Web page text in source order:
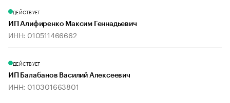
ДЕЙСТВУЕТ
ИП Алифиренко Максим Геннадьевич
ИНН: 010511466662
ДЕЙСТВУЕТ
ИП Балабанов Василий Алексеевич
ИНН: 010301663801